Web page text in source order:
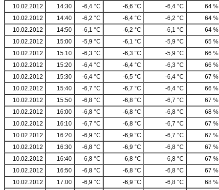
10.02.2012
14:30 -6,4 °C -6,6 °C -6,4 °C
64 %
10.02.2012
14:40 -6,2 °C -6,4 °C -6,2 °C
64 %
10.02.2012
14:50 -6,1 °C -6,2 °C -6,1 °C
64 %
10.02.2012
15:00 -5,9 °C -6,1 °C -5,9 °C
65 %
10.02.2012
15:10 -6,3 °C -6,3 °C -5,9 °C
66 %
10.02.2012
15:20 -6,4 °C -6,4 °C -6,3 °C
66 %
10.02.2012
15:30 -6,4 °C -6,5 °C -6,4 °C
67 %
10.02.2012
15:40 -6,7 °C -6,7 °C -6,4 °C
66 %
10.02.2012
15:50 -6,8 °C -6,8 °C -6,7 °C
67 %
10.02.2012
16:00 -6,8 °C -6,8 °C -6,8 °C
68 %
10.02.2012
16:10 -6,7 °C -6,8 °C -6,7 °C
67 %
10.02.2012
16:20 -6,9 °C -6,9 °C -6,7 °C
67 %
10.02.2012
16:30 -6,8 °C -6,9 °C -6,8 °C
67 %
10.02.2012
16:40 -6,8 °C -6,8 °C -6,8 °C
67 %
10.02.2012
16:50 -6,8 °C -6,8 °C -6,8 °C
67 %
10.02.2012
17:00 -6,9 °C -6,9 °C -6,8 °C
68 %